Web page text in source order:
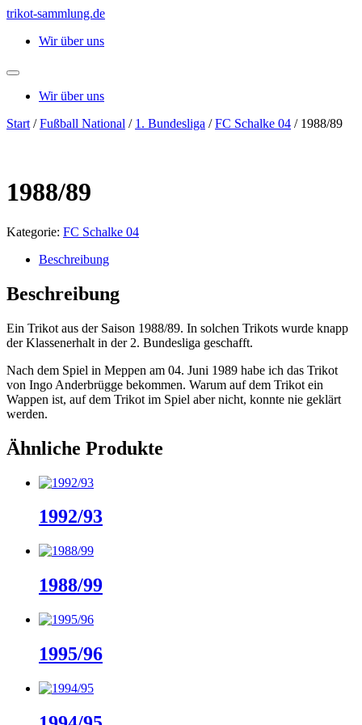
Zum
springen
trikot-sammlung.de
Wir über uns
Wir über uns
Start /Fußball National / 1. Bundesliga /FC Schalke 04 / 1988/89
1988/89
Kategorie: FC Schalke 04
Beschreibung
Beschreibung
Ein Trikot aus der Saison 1988/89. In solchen Trikots wurde knapp
der Klassenerhalt in der 2. Bundesliga geschafft.
Nach dem Spiel in Meppen am 04. Juni 1989 habe ich das Trikot
von Ingo Anderbrügge bekommen. Warum auf dem Trikot ein
Wappen ist, auf dem Trikot im Spiel aber nicht, konnte nie geklärt
werden.
Ähnliche Produkte
1992/93
1988/99
1995/96